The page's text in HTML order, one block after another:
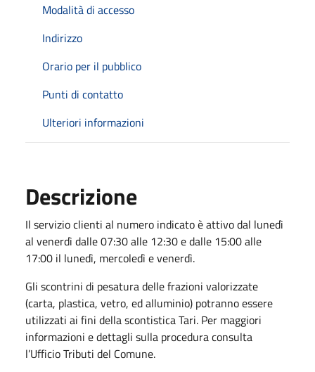
Modalità di accesso
Indirizzo
Orario per il pubblico
Punti di contatto
Ulteriori informazioni
Descrizione
Il servizio clienti al numero indicato è attivo dal lunedì
al venerdì dalle 07:30 alle 12:30 e dalle 15:00 alle
17:00 il lunedì, mercoledì e venerdì.
Gli scontrini di pesatura delle frazioni valorizzate
(carta, plastica, vetro, ed alluminio) potranno essere
utilizzati ai fini della scontistica Tari. Per maggiori
informazioni e dettagli sulla procedura consulta
l’Ufficio Tributi del Comune.